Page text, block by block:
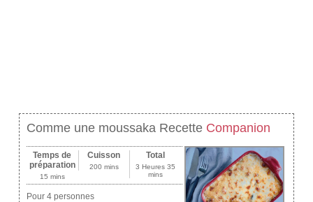
Comme une moussaka Recette Companion
Temps de
préparation
15 mins
Cuisson
200 mins
Total
3 Heures 35
mins
Pour 4 personnes